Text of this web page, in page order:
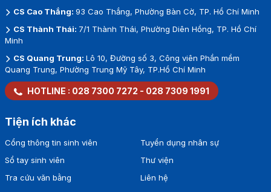
CS Cao Thắng: 93 Cao Thắng, Phường Bàn Cờ, TP. Hồ Chí Minh
CS Thành Thái: 7/1 Thành Thái, Phường Diên Hồng, TP. Hồ Chí
Minh
CS Quang Trung: Lô 10, Đường số 3, Công viên Phần mềm
Quang Trung, Phường Trung Mỹ Tây, TP.Hồ Chí Minh
HOTLINE : 028 7300 7272 - 028 7309 1991
Tiện ích khác
Cổng thông tin sinh viên
Sổ tay sinh viên
Tra cứu văn bằng
Tuyển dụng nhân sự
Thư viện
Liên hệ